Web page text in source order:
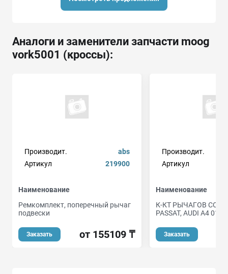
Аналоги и заменители запчасти moog
vork5001 (кроссы):
Производит.
abs
Артикул
219900
Наименование
Ремкомплект, поперечный рычаг
подвески
Заказать от 155109 ₸
Производит.
Артикул
Наименование
К-КТ РЫЧАГОВ СО
PASSAT, AUDI A4 01
Заказать